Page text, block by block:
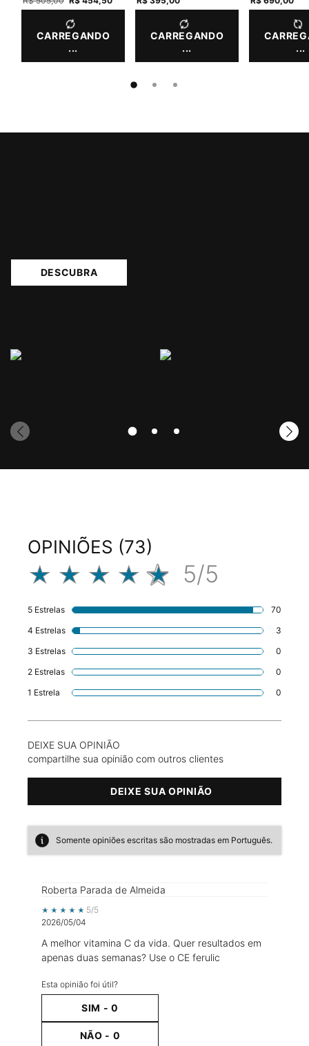
CARREGANDO
...
CARREGANDO
...
...
DESCUBRA
OPINIÕES (73)
5 out of 5 stars. 5/5
5 Estrelas 70
4 Estrelas
3
3 Estrelas
0
2 Estrelas
0
1 Estrela
0
DEIXE SUA OPINIÃO
compartilhe sua opinião com outros clientes
DEIXE SUA OPINIÃO
Somente opiniões escritas são mostradas em Português.
Roberta Parada de Almeida
5 out of 5 stars.
5/5
2026/05/04
A melhor vitamina C da vida. Quer resultados em
apenas duas semanas? Use o CE ferulic
Esta opinião foi útil?
SIM -0
NÃO - 0